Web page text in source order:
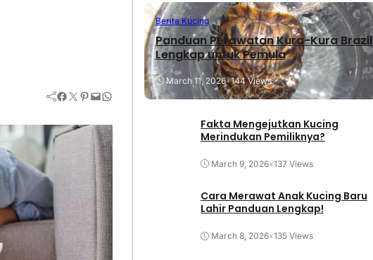
Facebook Twitter Pinterest Mail WhatsApp
Berita Kucing
Panduan Perawatan Kura-Kura Brazil
Lengkap untuk Pemula
March 11, 2026•144 Views
Fakta Mengejutkan Kucing
Merindukan Pemiliknya?
March 9, 2026•137 Views
Cara Merawat Anak Kucing Baru
Lahir Panduan Lengkap!
March 8, 2026•135 Views